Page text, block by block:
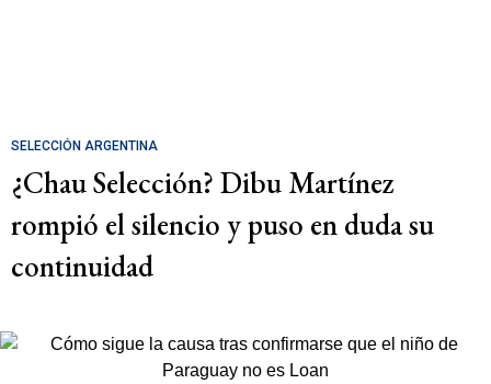
SELECCIÓN ARGENTINA
¿Chau Selección? Dibu Martínez
rompió el silencio y puso en duda su
continuidad